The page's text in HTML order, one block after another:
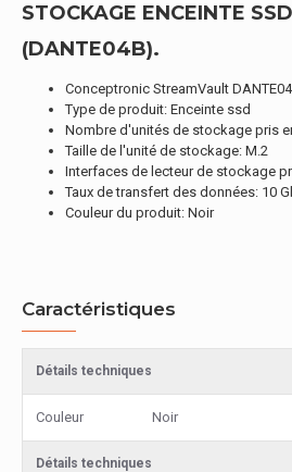
STOCKAGE ENCEINTE
(DANTE04B).
Conceptronic StreamVault
Type de produit: Enceinte ssd
Nombre d'unités de stockage pris
Taille de l'unité de stockage: M.2
Interfaces de lecteur de stockage
Taux de transfert des données: 10
Couleur du produit: Noir
Caractéristiques
Détails techniques
Couleur Noir
Détails techniques